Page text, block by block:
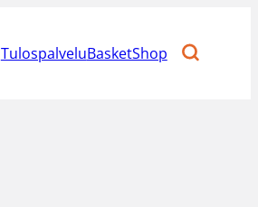
TulospalveluBasketShop